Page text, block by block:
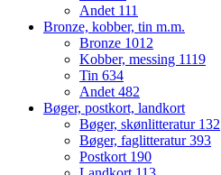
Andet 111
Bronze, kobber, tin m.m.
Bronze 1012
Kobber, messing 1119
Tin 634
Andet482
Bøger, postkort, landkort
Bøger, skønlitteratur 132
Bøger, faglitteratur393
Postkort 190